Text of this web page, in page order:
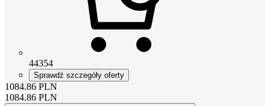
44354
Sprawdź szczegóły oferty
1084.86 PLN
1084.86 PLN